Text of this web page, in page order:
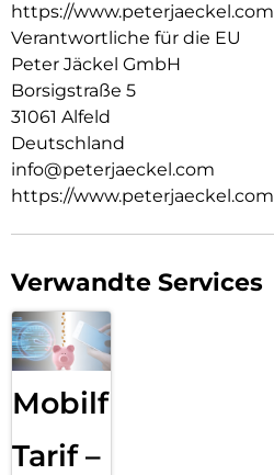
https://www.peterjaeckel.com
Verantwortliche für die EU
Peter Jäckel GmbH
Borsigstraße 5
31061 Alfeld
Deutschland
info@peterjaeckel.com
https://www.peterjaeckel.com
Verwandte Services
Mobilfunk
Tarif –